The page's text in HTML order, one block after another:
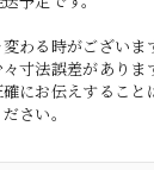
わる時がございま
寸法誤差がありま
にお伝えすること
さい。